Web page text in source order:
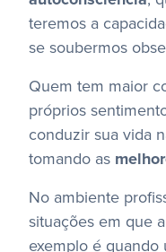
teremos a
se soubermos
Quem tem maior
próprios
conduzir sua vida
tomando as
No ambiente
situações em que
exemplo é quando